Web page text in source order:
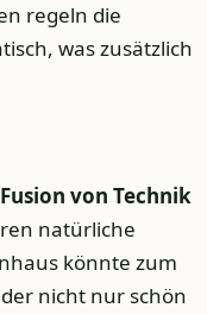
regeln die
was zusätzlich
Fusion von Technik
natürliche
könnte zum
nicht nur schön